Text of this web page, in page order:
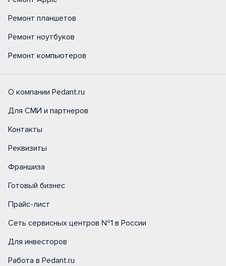
Ремонт планшетов
Ремонт ноутбуков
Ремонт компьютеров
О компании Pedant.ru
Для СМИ и партнеров
Контакты
Реквизиты
Франшиза
Готовый бизнес
Прайс-лист
Сеть сервисных центров №1 в России
Для инвесторов
Работа в Pedant.ru